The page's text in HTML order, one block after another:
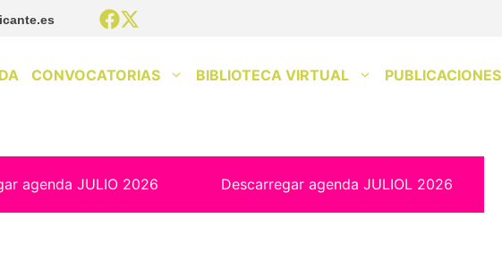
CONVOCATORIAS BIBLIOTECA VIRTUAL PUBLICACIONES
agenda JULIO 2026 Descarregar agenda JULIOL 2026